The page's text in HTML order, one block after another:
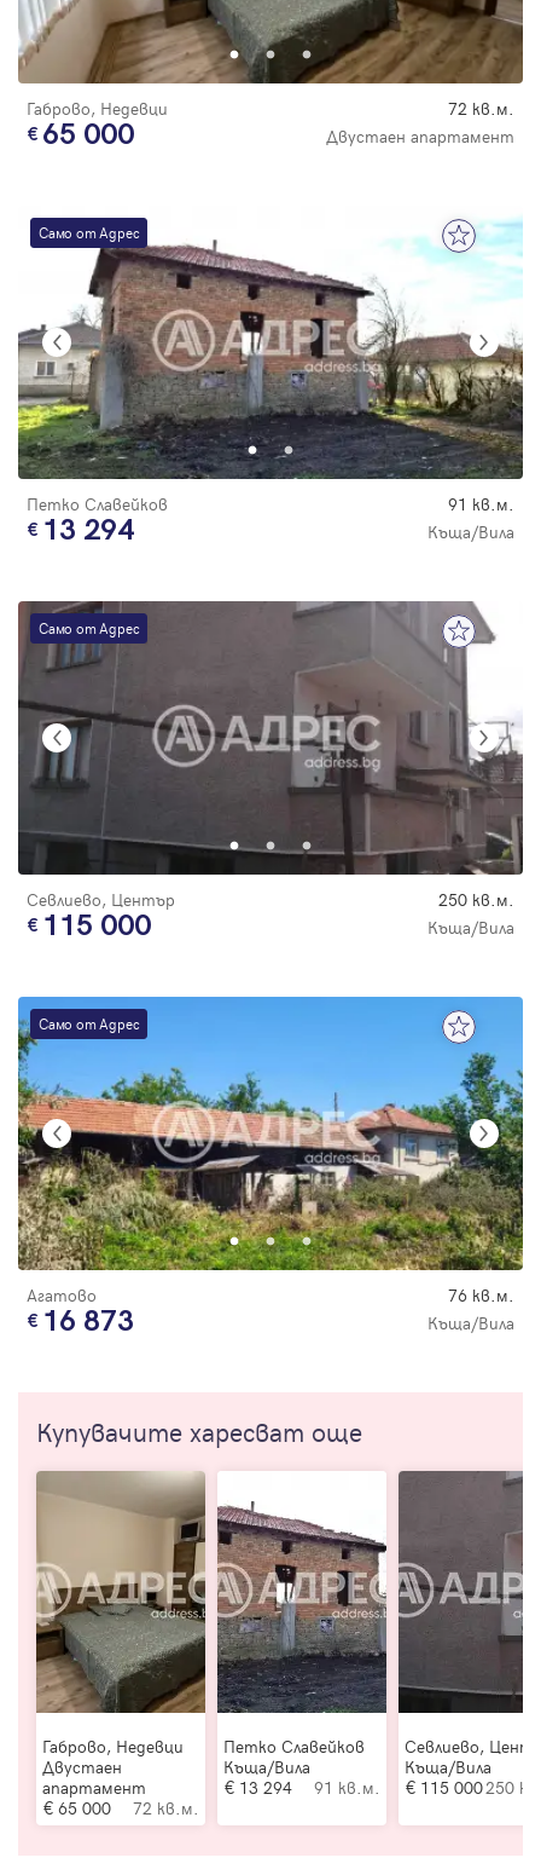
Габрово, Недевци 72 кв.м.
65 000 Двустаен апартамент
Само от Адрес
Петко Славейков 91 кв.м.
13 294 Къща/Вила
Само от Адрес
Севлиево, Център 250 кв.м.
115 000 Къща/Вила
Само от Адрес
Агатово 76 кв.м.
16 873 Къща/Вила
Купувачите харесват още
Габрово, Недевци
Двустаен
апартамент
65 000
72 кв.м.
Петко Славейков
Къща/Вила
13 294
91 кв.м.
Севлиево,
Къща/Вила
115 000250
Парола
Забравена парола
Регистрация